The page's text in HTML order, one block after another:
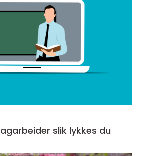
Fagprøve helsefagarbeider slik lykkes du